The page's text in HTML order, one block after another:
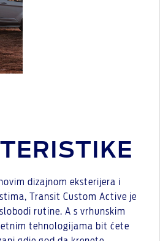
dizajnom eksterijera i
Transit Custom Active je
rutine. A s vrhunskim
tehnologijama bit ćete